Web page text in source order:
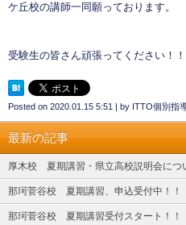
ケ丘校の講師一同願っております。
受験生の皆さん頑張ってください！！
Posted on 2020.01.15 5:51 | by ITTO個別指
最新の記事
厚木校 夏期講習・県立高校説明会につ
那珂菅谷校 夏期講習、申込受付中！！
那珂菅谷校 夏期講習受付スタート！！